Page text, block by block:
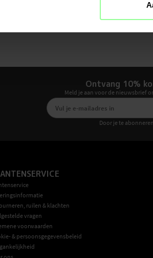
Ontvang 10%
Meld je aan voor de nieuwsbrief
Door je te
ruilen & klachten
vragen
voorwaarden
& persoonsgegevensbeleid